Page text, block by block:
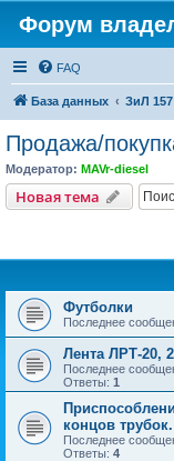
Форум
FAQ
База данных ЗиЛ 157
Продажа/
Модератор: MAVr-diesel
Новая тема
Футболки
Последнее
Лента ЛРТ-20,
Последнее
Ответы: 1
концов трубок.
Последнее
Ответы: 4